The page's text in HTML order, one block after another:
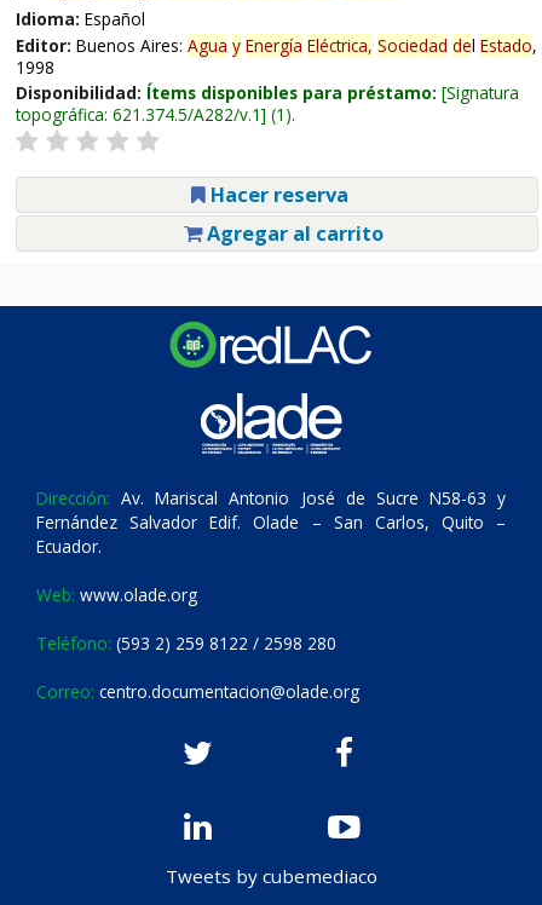
Idioma: Español
Editor: Buenos Aires: Agua y Energía Eléctrica, Sociedad del Estado,
1998
Disponibilidad: Ítems disponibles para préstamo: Signatura
topográfica: 621.374.5/A282/v.1 (1).
Hacer reserva
Agregar al carrito
Dirección: Av. Mariscal Antonio José de Sucre N58-63 y
Fernández Salvador Edif. Olade – San Carlos, Quito –
Ecuador.
Web: www.olade.org
Teléfono: (593 2) 259 8122 / 2598 280
Correo: centro.documentacion@olade.org
Tweets by cubemediaco